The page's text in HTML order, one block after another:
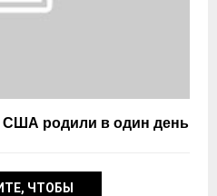
родили в один день
ЧТОБЫ